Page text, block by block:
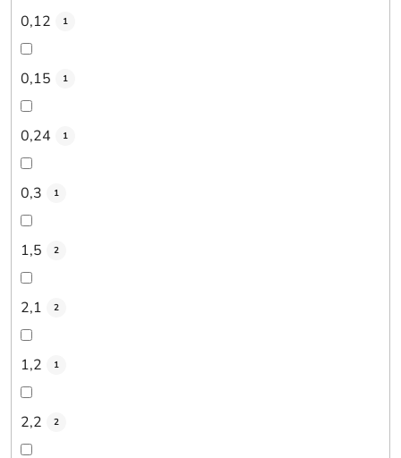
0,12 1
0,15 1
0,24 1
0,3 1
1,5 2
2,1 2
1,2 1
2,2 2